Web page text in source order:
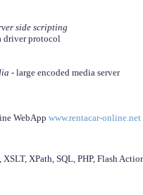
side scripting
driver protocol
- large encoded media server
WebApp www.rentacar-online.net
XPath, SQL, PHP, Flash